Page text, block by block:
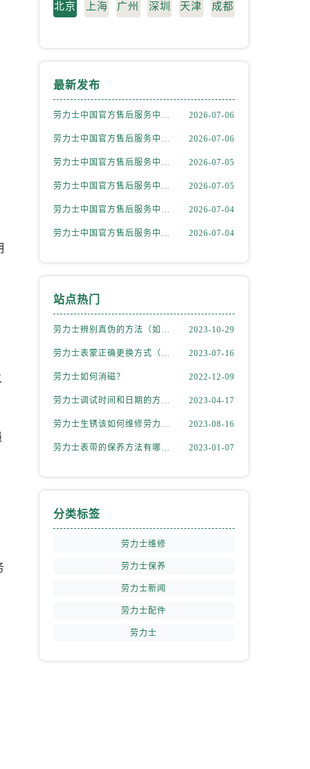
北京 上海 广州 深圳 天津 成都
最新发布
劳力士中国官方售后服务中心｜详细官方热线及维修地址权威信息通知（2026年7月最新） 2026-07-06
劳力士中国官方售后服务中心｜详细地址及售后服务电话权威信息通知（2026年7月最新） 2026-07-06
劳力士中国官方售后服务中心｜最新热线和详细网点地址权威信息通告（2026年7月最新） 2026-07-05
劳力士中国官方售后服务中心｜官方电话和完整维修地址权威信息通知（2026年7月最新） 2026-07-05
劳力士中国官方售后服务中心｜最新电话和详细维修地址权威信息通告（2026年7月最新） 2026-07-04
劳力士中国官方售后服务中心｜最新网点地址及电话权威信息声明（2026年7月最新） 2026-07-04
站点热门
劳力士辨别真伪的方法（如何判断劳力士的真假） 2023-10-29
劳力士表蒙正确更换方式（劳力士表蒙更换知识） 2023-07-16
劳力士如何消磁？ 2022-12-09
劳力士调试时间和日期的方法（劳力士该如何调试） 2023-04-17
劳力士生锈该如何维修劳力士（劳力士生锈怎么处理） 2023-08-16
劳力士表带的保养方法有哪些？ 2023-01-07
分类标签
劳力士维修
劳力士保养
劳力士新闻
劳力士配件
劳力士